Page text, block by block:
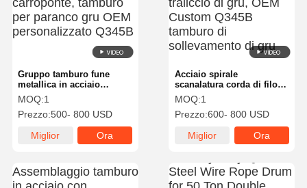
Acciaio spirale
scanalatura corda di filo
tamburo sistemazione di
corda liscia per doppio
traliccio di gru, OEM
Custom Q345B tamburo di
sollevamento di gru
MOQ:1
Prezzo:600- 800 USD
Miglior
Ora
Gruppo tamburo fune
metallica in acciaio
forgiato di precisione per
carrello di paranco a
doppio carroponte,
tamburo per paranco gru
OEM personalizzato
MOQ:1
Prezzo:500- 800 USD
Miglior
Ora